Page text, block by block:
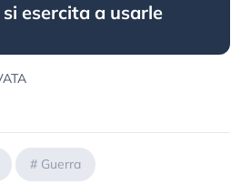
esercita a usarle
# Guerra